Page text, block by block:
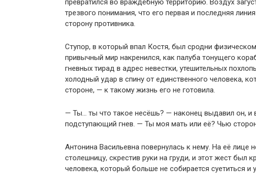
превратился во враждебную территорию. Воздух
трезвого понимания, что его первая и последняя
сторону противника.
Ступор, в который впал Костя, был сродни
привычный мир накренился, как палуба тонущего
гневных тирад в адрес невестки, утешительных
холодный удар в спину от единственного человека,
стороне, — к такому жизнь его не готовила.
— Ты… ты что такое несёшь? — наконец выдавил он, и
подступающий гнев. — Ты моя мать или её? Чью
Антонина Васильевна повернулась к нему. На её лице
столешницу, скрестив руки на груди, и этот жест был
человека, который больше не собирается суетиться и